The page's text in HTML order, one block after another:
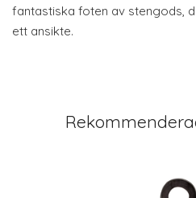
fantastiska foten av stengods,
ett ansikte.